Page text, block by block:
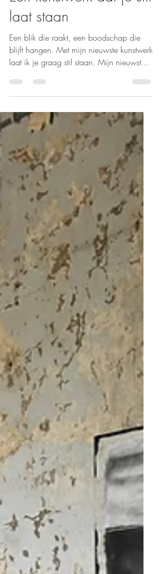
Een kunstwerk dat je stil
laat staan
Een blik die raakt, een boodschap die
laat ik je graag stil staan. Mijn nieuwste
en tevens...